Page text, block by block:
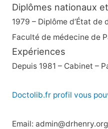
Diplômes nationaux
1979 – Diplôme d’État
Faculté de médecine de
Expériences
Depuis 1981 – Cabinet –
Doctolib.fr profil vous
Email: admin@drhenry.org